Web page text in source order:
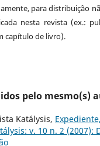
para distribuição
nesta revista (ex.:
capítulo de livro).
pelo mesmo(s)
Katálysis,
v. 10 n. 2 (2007):